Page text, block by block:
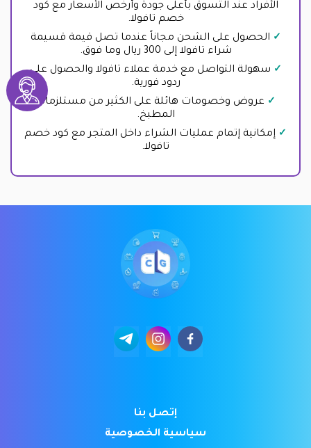
الأفراد عند التسوق بأعلى جودة وأرخص الأسعار مع كود
خصم تافولا.
الحصول على الشحن مجاناً عندما تصل قيمة قسيمة
شراء تافولا إلى 300 ريال وما فوق.
سهولة التواصل مع خدمة عملاء تافولا والحصول على
ردود فورية.
عروض وخصومات هائلة على الكثير من مستلزمات
المطبخ.
إمكانية إتمام عمليات الشراء داخل المتجر مع كود خصم
تافولا.
إتصل بنا
سياسية الخصوصية